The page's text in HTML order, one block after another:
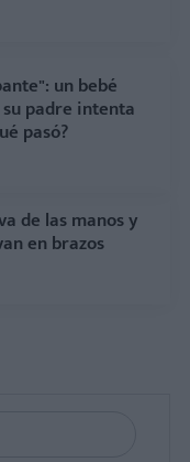
un bebé
padre intenta
pasó?
de las manos y
en brazos